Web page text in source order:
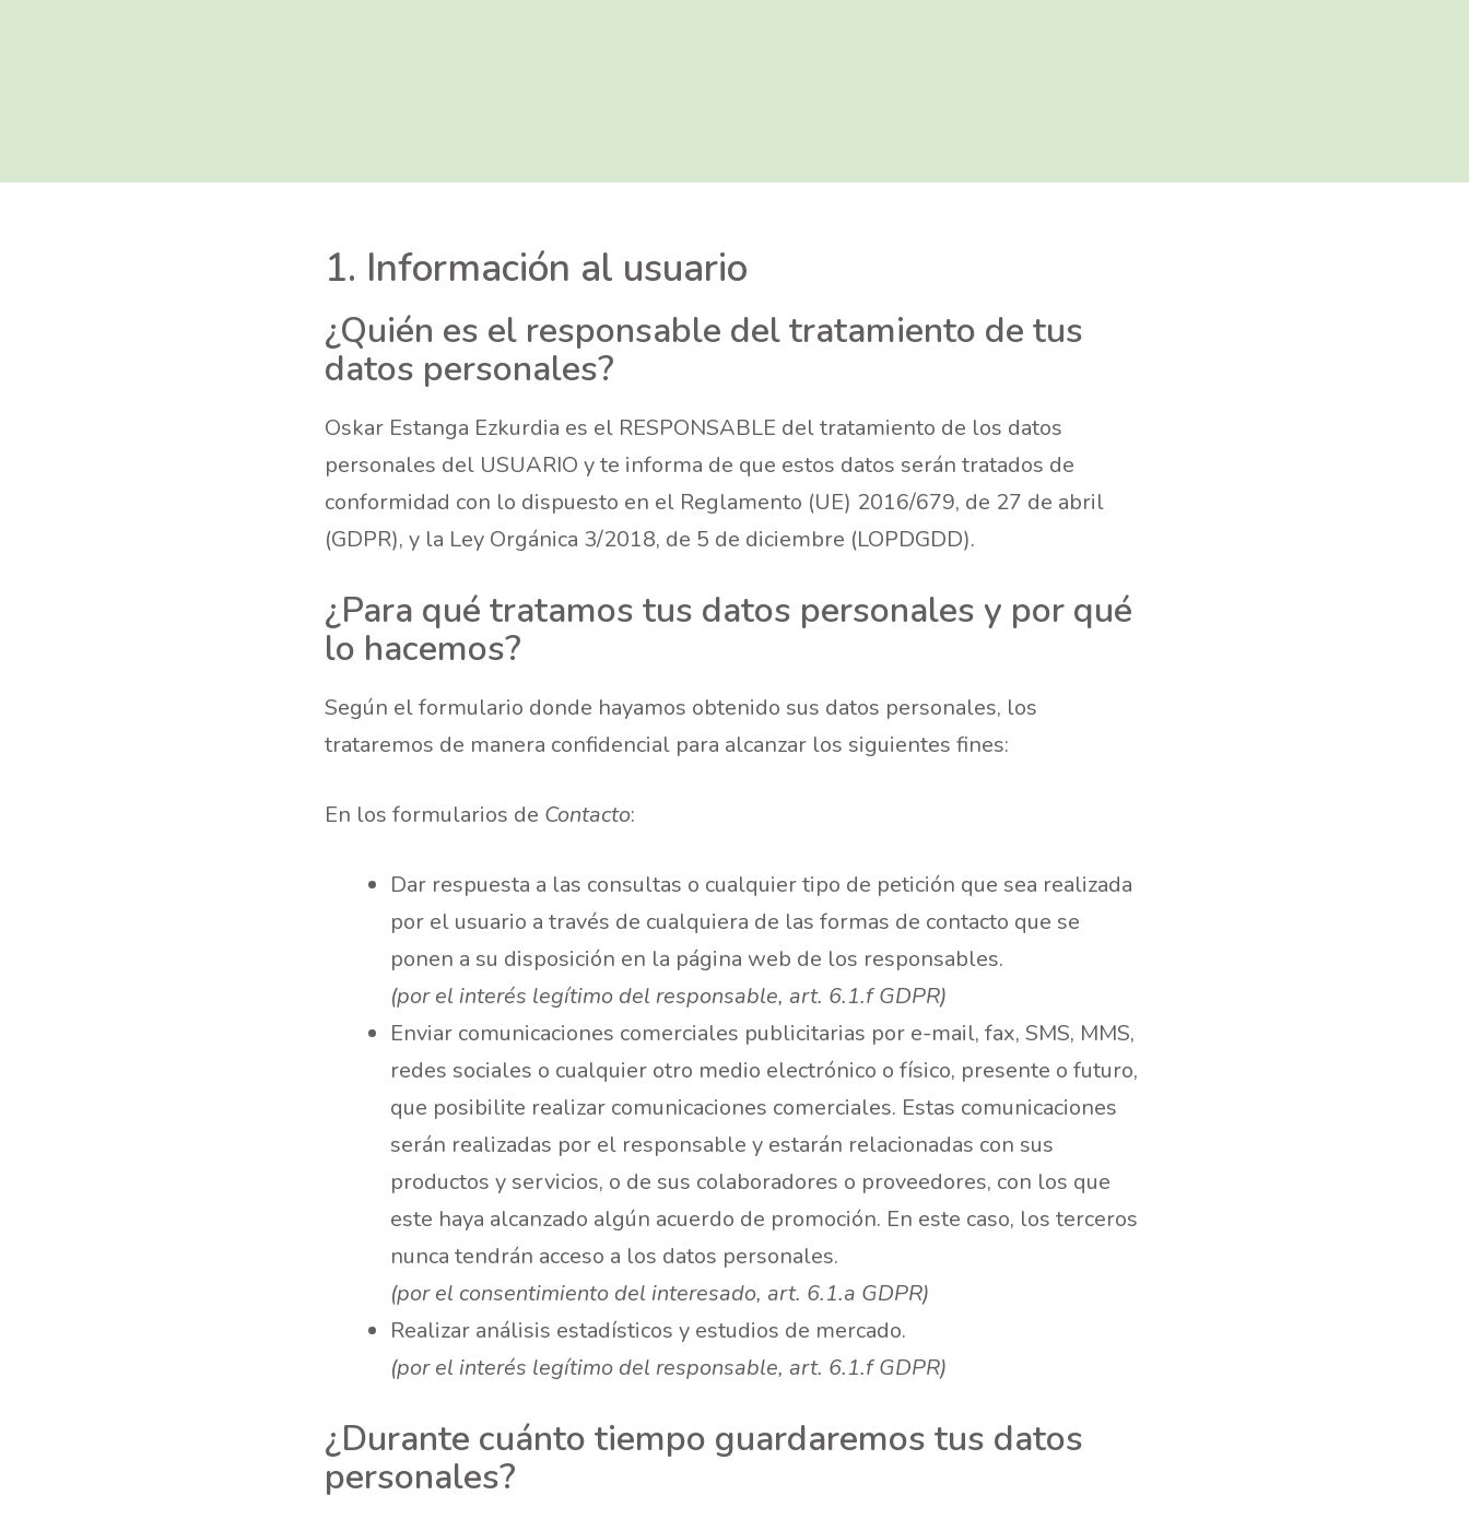
1. Información al usuario
¿Quién es el responsable del tratamiento de tus
datos personales?
Oskar Estanga Ezkurdia es el RESPONSABLE del tratamiento de los datos
personales del USUARIO y te informa de que estos datos serán tratados de
conformidad con lo dispuesto en el Reglamento (UE) 2016/679, de 27 de abril
(GDPR), y la Ley Orgánica 3/2018, de 5 de diciembre (LOPDGDD).
¿Para qué tratamos tus datos personales y por qué
lo hacemos?
Según el formulario donde hayamos obtenido sus datos personales, los
trataremos de manera confidencial para alcanzar los siguientes fines:
En los formularios de Contacto:
Dar respuesta a las consultas o cualquier tipo de petición que sea realizada
por el usuario a través de cualquiera de las formas de contacto que se
ponen a su disposición en la página web de los responsables.
(por el interés legítimo del responsable, art. 6.1.f GDPR)
Enviar comunicaciones comerciales publicitarias por e-mail, fax, SMS, MMS,
redes sociales o cualquier otro medio electrónico o físico, presente o futuro,
que posibilite realizar comunicaciones comerciales. Estas comunicaciones
serán realizadas por el responsable y estarán relacionadas con sus
productos y servicios, o de sus colaboradores o proveedores, con los que
este haya alcanzado algún acuerdo de promoción. En este caso, los terceros
nunca tendrán acceso a los datos personales.
(por el consentimiento del interesado, art. 6.1.a GDPR)
Realizar análisis estadísticos y estudios de mercado.
(por el interés legítimo del responsable, art. 6.1.f GDPR)
¿Durante cuánto tiempo guardaremos tus datos
personales?